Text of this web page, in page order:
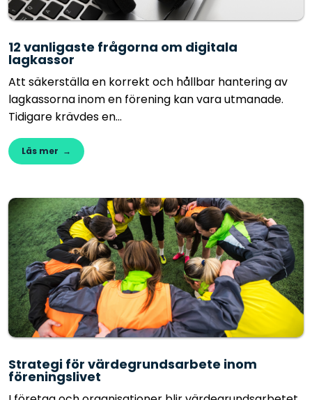
12 vanligaste frågorna om digitala
lagkassor
Att säkerställa en korrekt och hållbar hantering av
lagkassorna inom en förening kan vara utmanade.
Tidigare krävdes en...
Läs mer →
Strategi för värdegrundsarbete inom
föreningslivet